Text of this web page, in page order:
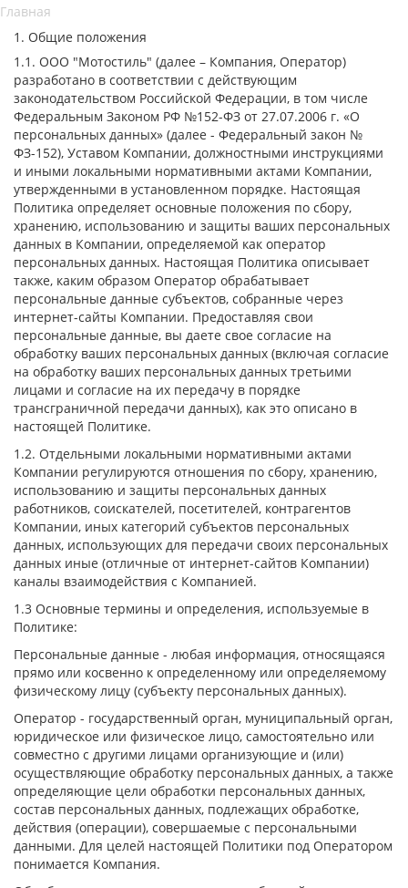
Главная
1. Общие положения
1.1. ООО "Мотостиль" (далее – Компания, Оператор)
разработано в соответствии с действующим
законодательством Российской Федерации, в том числе
Федеральным Законом РФ №152-ФЗ от 27.07.2006 г. «О
персональных данных» (далее - Федеральный закон №
ФЗ-152), Уставом Компании, должностными инструкциями
и иными локальными нормативными актами Компании,
утвержденными в установленном порядке. Настоящая
Политика определяет основные положения по сбору,
хранению, использованию и защиты ваших персональных
данных в Компании, определяемой как оператор
персональных данных. Настоящая Политика описывает
также, каким образом Оператор обрабатывает
персональные данные субъектов, собранные через
интернет-сайты Компании. Предоставляя свои
персональные данные, вы даете свое согласие на
обработку ваших персональных данных (включая согласие
на обработку ваших персональных данных третьими
лицами и согласие на их передачу в порядке
трансграничной передачи данных), как это описано в
настоящей Политике.
1.2. Отдельными локальными нормативными актами
Компании регулируются отношения по сбору, хранению,
использованию и защиты персональных данных
работников, соискателей, посетителей, контрагентов
Компании, иных категорий субъектов персональных
данных, использующих для передачи своих персональных
данных иные (отличные от интернет-сайтов Компании)
каналы взаимодействия с Компанией.
1.3 Основные термины и определения, используемые в
Политике:
Персональные данные - любая информация, относящаяся
прямо или косвенно к определенному или определяемому
физическому лицу (субъекту персональных данных).
Оператор - государственный орган, муниципальный орган,
юридическое или физическое лицо, самостоятельно или
совместно с другими лицами организующие и (или)
осуществляющие обработку персональных данных, а также
определяющие цели обработки персональных данных,
состав персональных данных, подлежащих обработке,
действия (операции), совершаемые с персональными
данными. Для целей настоящей Политики под Оператором
понимается Компания.